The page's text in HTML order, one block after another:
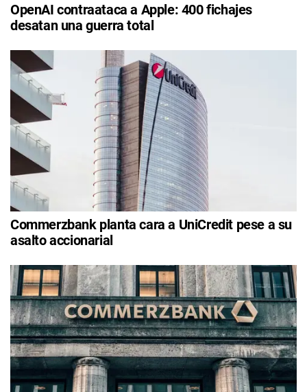
OpenAI contraataca a Apple: 400 fichajes
desatan una guerra total
Commerzbank planta cara a UniCredit pese a su
asalto accionarial